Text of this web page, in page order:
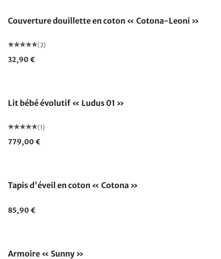
Couverture douillette en coton « Cotona-Leoni »
(2)
32,90 €
Lit bébé évolutif « Ludus 01 »
(1)
779,00 €
Tapis d'éveil en coton « Cotona »
85,90 €
Armoire « Sunny »